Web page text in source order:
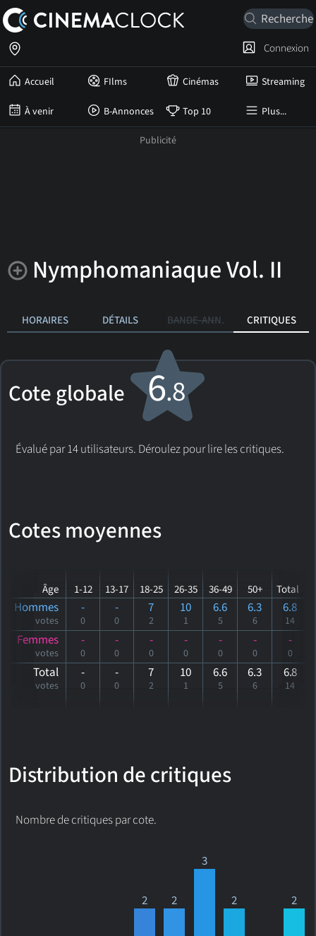
Accueil FIlms Cinémas Streaming
À venir B-Annonces Top 10 Plus...
Connexion
Nymphomaniaque Vol. II
HORAIRES DÉTAILS BANDE-ANN. CRITIQUES
Cote globale 6.8
Évalué par 14 utilisateurs. Déroulez pour lire les critiques.
Cotes moyennes
Âge 1-12 13-17 18-25 26-35 36-49 50+ Total
Hommes
votes
-
0
-
0
7
2
10
1
6.6
5
6.3
6
6.8
14
Femmes
votes
-
0
-
0
-
0
-
0
-
0
-
0
-
0
Total
votes
-
0
-
0
7
2
10
1
6.6
5
6.3
6
6.8
14
Distribution de critiques
Nombre de critiques par cote.
2 2
3
2 2